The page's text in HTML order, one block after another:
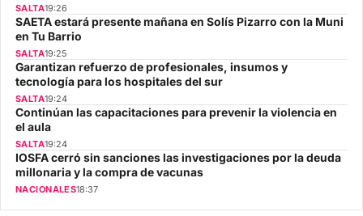
SALTA19:26
SAETA estará presente mañana en Solís Pizarro con la Muni
en Tu Barrio
SALTA19:25
Garantizan refuerzo de profesionales, insumos y
tecnología para los hospitales del sur
SALTA19:24
Continúan las capacitaciones para prevenir la violencia en
el aula
SALTA19:24
IOSFA cerró sin sanciones las investigaciones por la deuda
millonaria y la compra de vacunas
NACIONALES18:37